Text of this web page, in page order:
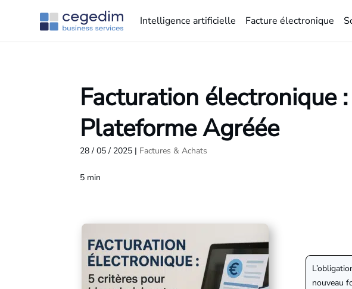
Intelligence artificielle Facture électronique
Facturation électronique
Plateforme Agréée
28 / 05 / 2025 | Factures & Achats
5 min
nouveau